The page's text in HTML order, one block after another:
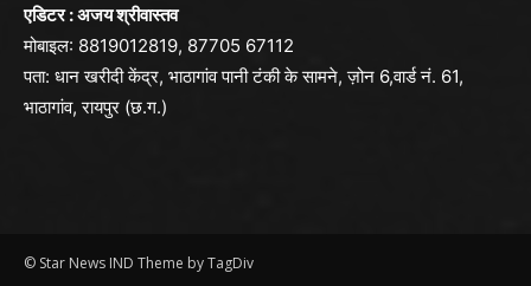
एडिटर : अजय श्रीवास्तव
मोबाइल: 8819012819, 87705 67112
पता: धान खरीदी केंद्र, भाठागांव पानी टंकी के सामने, ज़ोन 6,वार्ड नं. 61,
भाठागांव, रायपुर (छ.ग.)
© Star News IND Theme by TagDiv